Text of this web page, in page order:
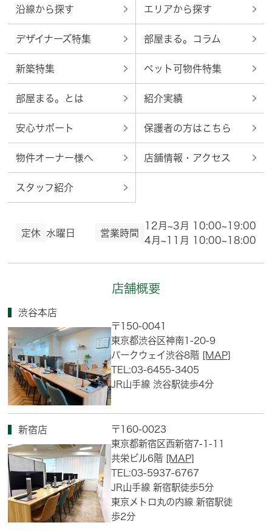
沿線から探す エリアから探す
デザイナーズ特集 部屋まる。コラム
新築特集 ペット可物件特集
部屋まる。とは 紹介実績
安心サポート 保護者の方はこちら
物件オーナー様へ 店舗情報・アクセス
スタッフ紹介
定休 水曜日 営業時間
12月~3月 10:00~19:00
4月~11月 10:00~18:00
店舗概要
渋谷本店
〒150-0041
東京都渋谷区神南1-20-9
パークウェイ渋谷8階 [MAP]
TEL:03-6455-3405
JR山手線 渋谷駅徒歩4分
新宿店
〒160-0023
東京都新宿区西新宿7-1-11
共栄ビル6階 [MAP]
TEL:03-5937-6767
JR山手線 新宿駅徒歩5分
東京メトロ丸の内線 新宿駅徒
歩2分